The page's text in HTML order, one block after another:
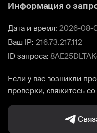
Информация о
Дата и время: 2026-08-
Ваш IP: 216.73.217.112
ID запроса:
Если у вас возникли
проверки, свяжитесь